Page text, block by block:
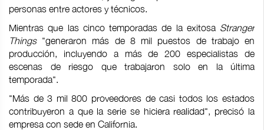
personas entre actores y técnicos.
Mientras que las cinco temporadas de la exitosa Stranger
Things"generaron más de 8 mil puestos de trabajo en
producción, incluyendo a más de 200 especialistas de
escenas de riesgo que trabajaron solo en la última
temporada".
"Más de 3 mil 800 proveedores de casi todos los estados
contribuyeron a que la serie se hiciera realidad", precisó la
empresa con sede en California.